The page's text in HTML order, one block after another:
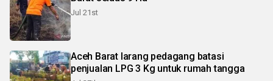
Jul 21st
Aceh Barat larang pedagang batasi
penjualan LPG 3 Kg untuk rumah tangga